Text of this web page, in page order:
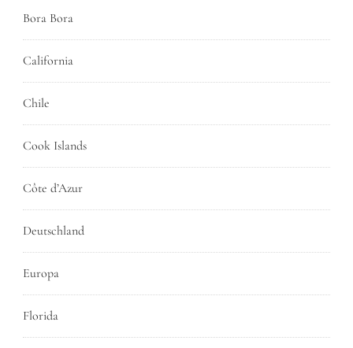
Bora Bora
California
Chile
Cook Islands
Côte d’Azur
Deutschland
Europa
Florida